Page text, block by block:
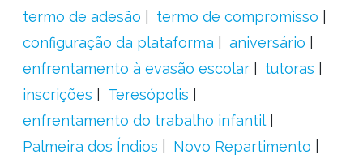
termo de adesão
termo de compromisso
configuração da plataforma
aniversário
enfrentamento à evasão escolar
tutoras
inscrições
Teresópolis
enfrentamento do trabalho infantil
Palmeira dos Índios
Novo Repartimento